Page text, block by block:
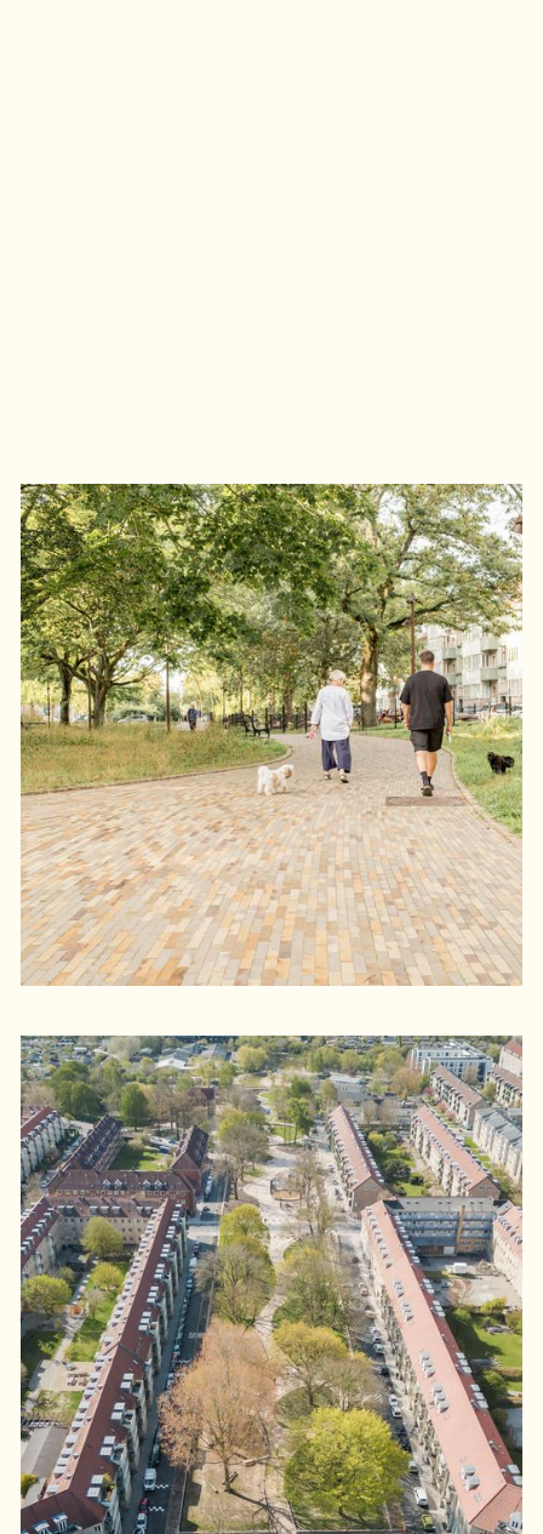
Projects
Services
Consultancy
Values
Method
About
Contact
Instagram
LinkedIn
Aarhus
Klosterport 4T, 1. sal,